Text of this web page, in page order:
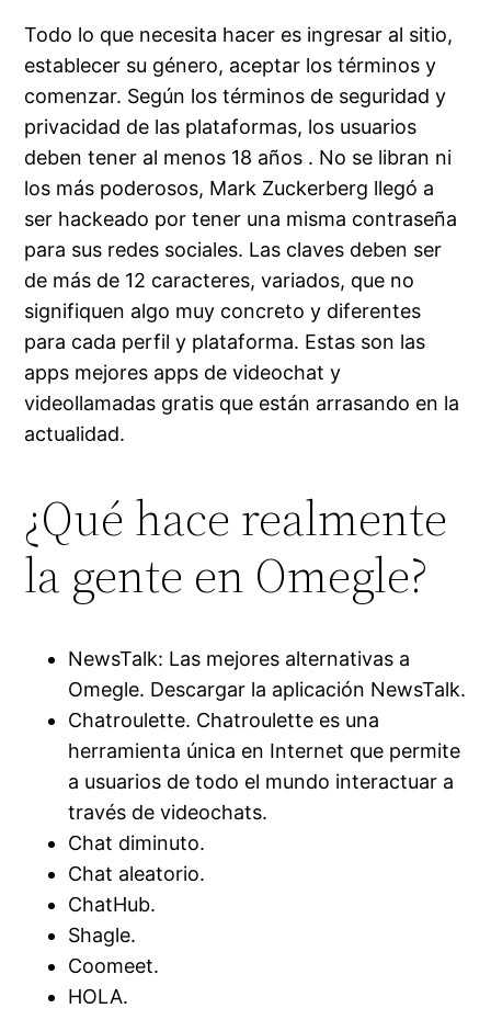
Todo lo que necesita hacer es ingresar al sitio,
establecer su género, aceptar los términos y
comenzar. Según los términos de seguridad y
privacidad de las plataformas, los usuarios
deben tener al menos 18 años . No se libran ni
los más poderosos, Mark Zuckerberg llegó a
ser hackeado por tener una misma contraseña
para sus redes sociales. Las claves deben ser
de más de 12 caracteres, variados, que no
signifiquen algo muy concreto y diferentes
para cada perfil y plataforma. Estas son las
apps mejores apps de videochat y
videollamadas gratis que están arrasando en la
actualidad.
¿Qué hace realmente
la gente en Omegle?
NewsTalk: Las mejores alternativas a
Omegle. Descargar la aplicación NewsTalk.
Chatroulette. Chatroulette es una
herramienta única en Internet que permite
a usuarios de todo el mundo interactuar a
través de videochats.
Chat diminuto.
Chat aleatorio.
ChatHub.
Shagle.
Coomeet.
HOLA.